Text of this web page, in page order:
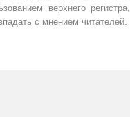
верхнего регистра,
с мнением читателей.